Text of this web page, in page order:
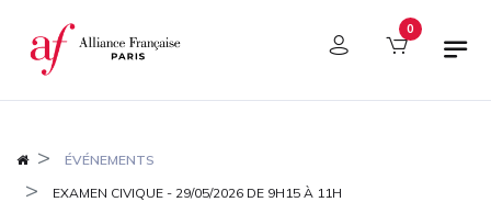
Panneau de gestion des cookies 0
ÉVÉNEMENTS
EXAMEN CIVIQUE - 29/05/2026 DE 9H15 À 11H